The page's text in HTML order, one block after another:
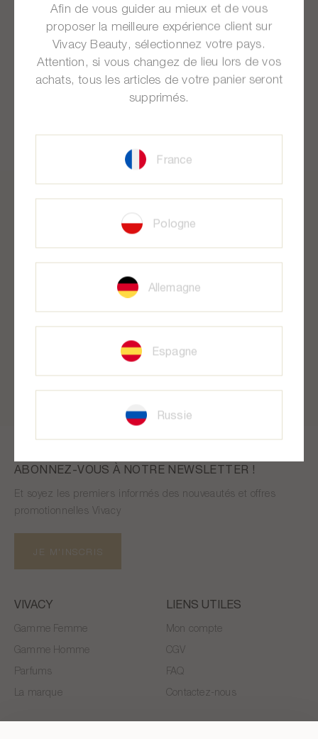
VELVET CLEAN
Mousse nettoyante douceur
22,00 €
2/ 2
Livraison offerte À votre écoute
Afin de vous guider au mieux et de vous
proposer la meilleure expérience client sur
Vivacy Beauty, sélectionnez votre pays.
Attention, si vous changez de lieu lors de vos
achats, tous les articles de votre panier seront
supprimés.
France
Pologne
Allemagne
Espagne
Russie
VIVACY
Gamme Femme
Gamme Homme
Parfums
La marque
LIENS UTILES
Mon compte
CGV
FAQ
Contactez-nous
ABONNEZ-VOUS À NOTRE NEWSLETTER !
Et soyez les premiers informés des nouveautés et offres
promotionnelles Vivacy
JE M'INSCRIS